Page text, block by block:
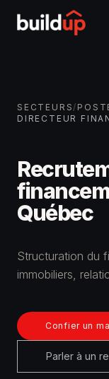
SECTEURS/
DIRECTEUR
Québec
Structuration du
immobiliers,
Confier un
Parler à un